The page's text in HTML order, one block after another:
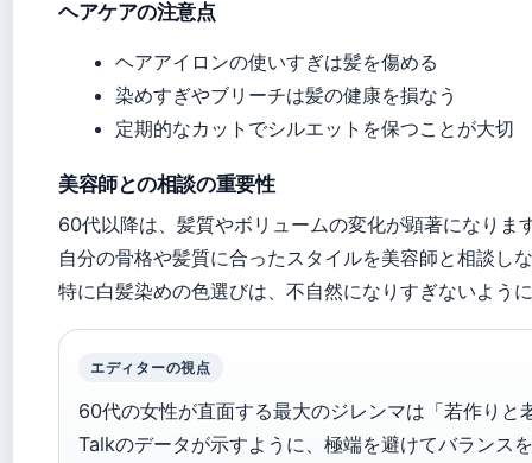
ヘアケアの注意点
ヘアアイロンの使いすぎは髪を傷める
染めすぎやブリーチは髪の健康を損なう
定期的なカットでシルエットを保つことが大切
美容師との相談の重要性
60代以降は、髪質やボリュームの変化が顕著になりま
自分の骨格や髪質に合ったスタイルを美容師と相談し
特に白髪染めの色選びは、不自然になりすぎないよう
エディターの視点
60代の女性が直面する最大のジレンマは「若作り
Talkのデータが示すように、極端を避けてバランス